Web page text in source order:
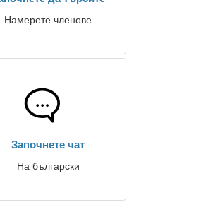
Намерете членове
Започнете чат
На български